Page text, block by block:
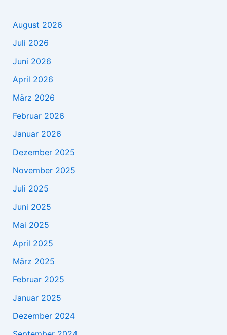
August 2026
Juli 2026
Juni 2026
April 2026
März 2026
Februar 2026
Januar 2026
Dezember 2025
November 2025
Juli 2025
Juni 2025
Mai 2025
April 2025
März 2025
Februar 2025
Januar 2025
Dezember 2024